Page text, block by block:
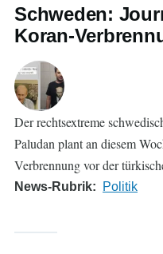
Schweden:
Koran-
Der rechtsextreme
Paludan plant an diesem
Verbrennung vor der
News-Rubrik Politik